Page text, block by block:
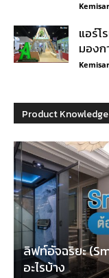
แอร์โ
มองก
Product Knowledge
ลิฟท์อัจฉริยะ
อะไรบ้าง